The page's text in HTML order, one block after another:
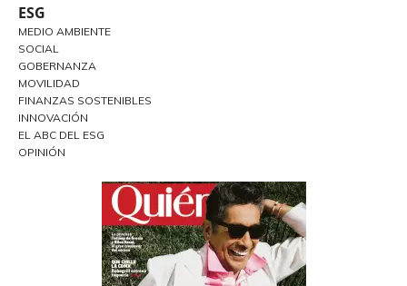
ESG
MEDIO AMBIENTE
SOCIAL
GOBERNANZA
MOVILIDAD
FINANZAS SOSTENIBLES
INNOVACIÓN
EL ABC DEL ESG
OPINIÓN